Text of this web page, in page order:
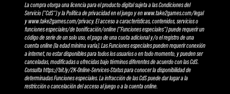
La compra otorga una licencia para el producto digital sujeta a las Condiciones del
Servicio ("CdS") y la Política de privacidad en el juego y en www.take2games.com/legal
y www.take2games.com/privacy. El acceso a características, contenidos, servicios o
funciones especiales/de bonificación/online ("Funciones especiales") puede requerir un
código de serie de un solo uso, el pago de una cuota adicional y/o el registro de una
cuenta online (la edad mínima varía). Las Funciones especiales pueden requerir conexión
a internet, no estar disponibles para todos los usuarios o en todo momento, y pueden ser
canceladas, modificadas u ofrecidas bajo términos diferentes de acuerdo con las CdS.
Consulta https://bit.ly/2K-Online-Services-Status para conocer la disponibilidad de
determinadas Funciones especiales. La infracción de las CdS puede dar lugar a la
restricción o cancelación del acceso al juego o a la cuenta online.